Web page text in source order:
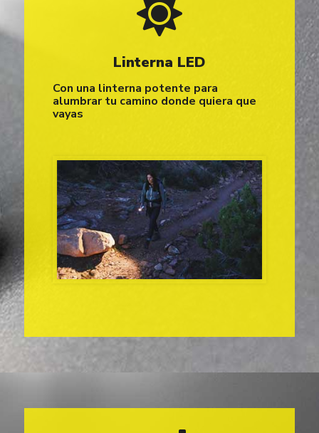
Linterna LED
Con una linterna potente para
alumbrar tu camino donde quiera que
vayas